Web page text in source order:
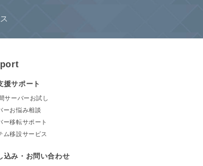
援サポート
サーバーお試し
ーお悩み相談
ー移転サポート
ム移設サービス
込み・お問い合わせ